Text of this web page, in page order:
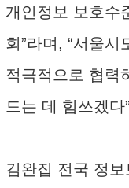
개인정보 보호수
회”라며, “서울시
적극적으로 협력
드는 데 힘쓰겠다
김완집 전국 정보